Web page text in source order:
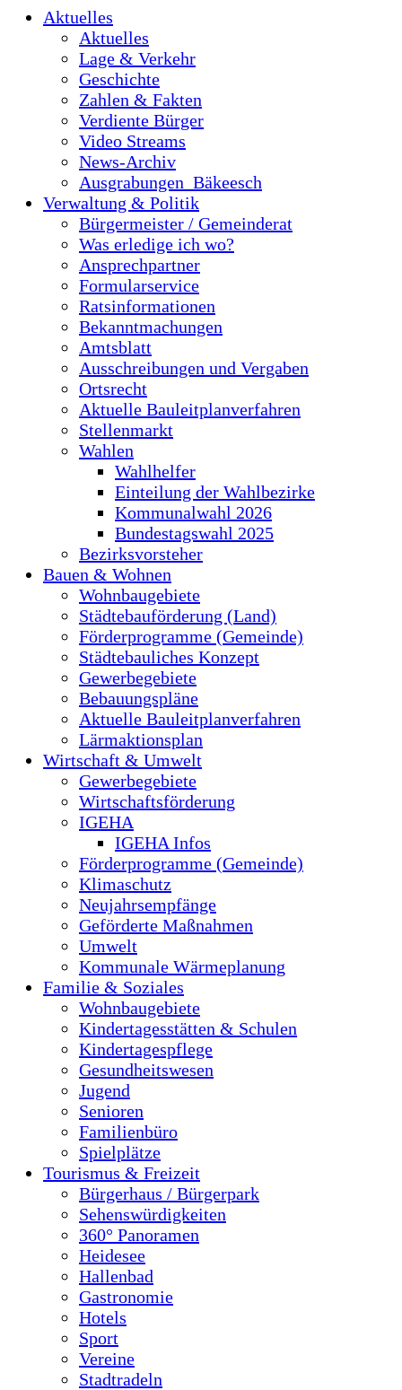
Aktuelles
Aktuelles
Lage & Verkehr
Geschichte
Zahlen & Fakten
Verdiente Bürger
Video Streams
News-Archiv
Ausgrabungen_Bäkeesch
Verwaltung & Politik
Bürgermeister / Gemeinderat
Was erledige ich wo?
Ansprechpartner
Formularservice
Ratsinformationen
Bekanntmachungen
Amtsblatt
Ausschreibungen und Vergaben
Ortsrecht
Aktuelle Bauleitplanverfahren
Stellenmarkt
Wahlen
Wahlhelfer
Einteilung der Wahlbezirke
Kommunalwahl 2026
Bundestagswahl 2025
Bezirksvorsteher
Bauen & Wohnen
Wohnbaugebiete
Städtebauförderung (Land)
Förderprogramme (Gemeinde)
Städtebauliches Konzept
Gewerbegebiete
Bebauungspläne
Aktuelle Bauleitplanverfahren
Lärmaktionsplan
Wirtschaft & Umwelt
Gewerbegebiete
Wirtschaftsförderung
IGEHA
IGEHA Infos
Förderprogramme (Gemeinde)
Klimaschutz
Neujahrsempfänge
Geförderte Maßnahmen
Umwelt
Kommunale Wärmeplanung
Familie & Soziales
Wohnbaugebiete
Kindertagesstätten & Schulen
Kindertagespflege
Gesundheitswesen
Jugend
Senioren
Familienbüro
Spielplätze
Tourismus & Freizeit
Bürgerhaus / Bürgerpark
Sehenswürdigkeiten
360° Panoramen
Heidesee
Hallenbad
Gastronomie
Hotels
Sport
Vereine
Stadtradeln